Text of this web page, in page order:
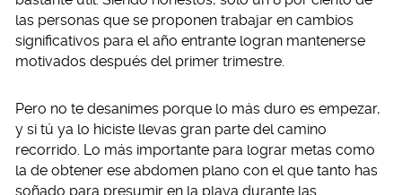
las personas que se proponen trabajar en cambios
significativos para el año entrante logran mantenerse
motivados después del primer trimestre.
Pero no te desanimes porque lo más duro es empezar,
y si tú ya lo hiciste llevas gran parte del camino
recorrido. Lo más importante para lograr metas como
la de obtener ese abdomen plano con el que tanto has
soñado para presumir en la playa durante las